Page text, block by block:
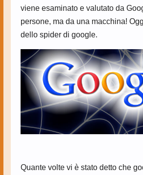
viene esaminato e valutato da
persone, ma da una macchina!
dello spider di google.
Quante volte vi è stato detto che